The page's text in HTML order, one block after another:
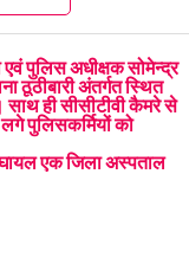
एवं पुलिस अधीक्षक सोमेन्द्र
ठूठीबारी अंतर्गत स्थित
साथ ही सीसीटीवी कैमरे से
पुलिसकर्मियों को
घायल एक जिला अस्पताल